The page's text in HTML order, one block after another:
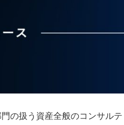
の扱う資産全般のコンサル